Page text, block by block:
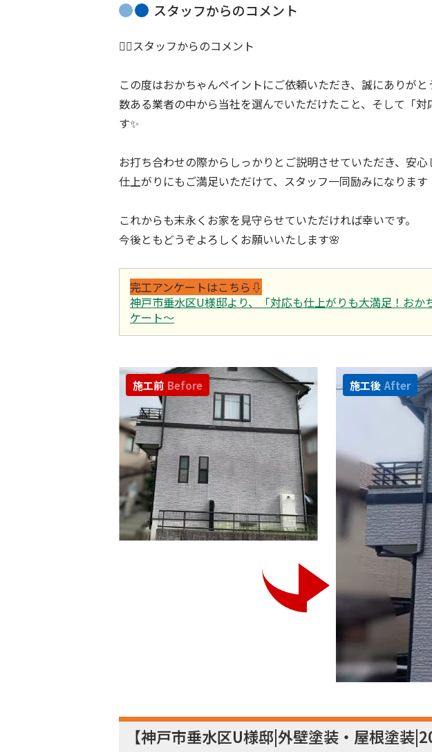
スタッフからのコメント
👷‍♂️スタッフからのコメント
この度はおかちゃんペイントにご依頼いただき、誠にありが
数ある業者の中から当社を選んでいただけたこと、そして「
す✨
お打ち合わせの際からしっかりとご説明させていただき、安
仕上がりにもご満足いただけて、スタッフ一同励みになります
これからも末永くお家を見守らせていただければ幸いです。
今後ともどうぞよろしくお願いいたします🌸
完工アンケートはこちら⇩
神戸市垂水区U様邸より、「対応も仕上がりも大満足！お
ケート～
施工前 Before 施工後 After
【神戸市垂水区U様邸|外壁塗装・屋根塗